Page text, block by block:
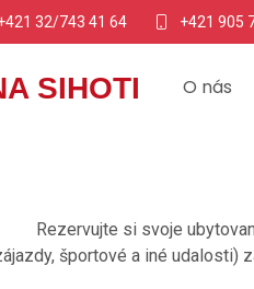
32/743 41 64 +421 905
SIHOTI O nás
Rezervujte si svoje
športové a iné